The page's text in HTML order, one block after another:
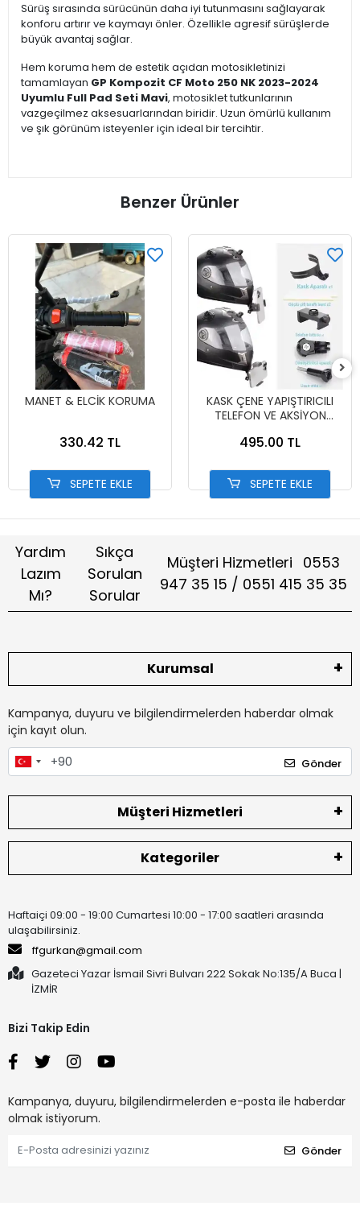
Sürüş sırasında sürücünün daha iyi tutunmasını sağlayarak
konforu artırır ve kaymayı önler. Özellikle agresif sürüşlerde
büyük avantaj sağlar.
Hem koruma hem de estetik açıdan motosikletinizi
tamamlayan GP Kompozit CF Moto 250 NK 2023-2024
Uyumlu Full Pad Seti Mavi, motosiklet tutkunlarının
vazgeçilmez aksesuarlarından biridir. Uzun ömürlü kullanım
ve şık görünüm isteyenler için ideal bir tercihtir.
Benzer Ürünler
MANET & ELCİK KORUMA
330.42 TL
SEPETE EKLE
KASK ÇENE YAPIŞTIRICILI
TELEFON VE AKSİYON
495.00 TL
SEPETE EKLE
Yardım
Lazım
Mı?
Sıkça
Sorulan
Sorular
Müşteri Hizmetleri 0553
947 35 15 / 0551 415 35 35
Kurumsal
Kampanya, duyuru ve bilgilendirmelerden haberdar olmak
için kayıt olun.
Gönder
Müşteri Hizmetleri
Kategoriler
Haftaiçi 09:00 - 19:00 Cumartesi 10:00 - 17:00 saatleri arasında
ulaşabilirsiniz.
ffgurkan@gmail.com
Gazeteci Yazar İsmail Sivri Bulvarı 222 Sokak No:135/A Buca |
İZMİR
Bizi Takip Edin
Kampanya, duyuru, bilgilendirmelerden e-posta ile haberdar
olmak istiyorum.
Gönder